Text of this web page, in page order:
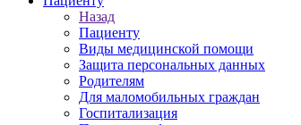
Назад
Пациенту
Виды медицинской помощи
Защита персональных данных
Родителям
Для маломобильных граждан
Госпитализация